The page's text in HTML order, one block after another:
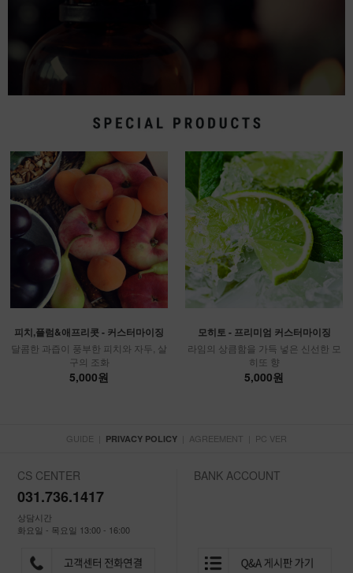
피치,플럼&애프리콧 - 커스터마이징
달콤한 과즙이 풍부한 피치와 자두, 살
구의 조화
5,000원
모히토 - 프리미엄 커스터마이징
라임의 상큼함을 가득 넣은 신선한 모
히또 향
5,000원
GUIDE PRIVACY POLICY AGREEMENT PC VER
CS CENTER
031.736.1417
상담시간
화요일 - 목요일 13:00 - 16:00
BANK ACCOUNT